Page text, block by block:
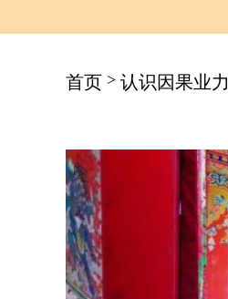
首页 > 认识因果业力